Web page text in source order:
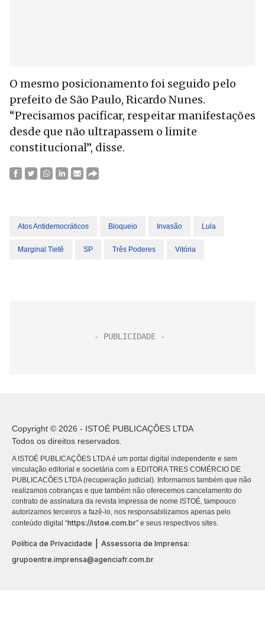
O mesmo posicionamento foi seguido pelo
prefeito de São Paulo, Ricardo Nunes.
“Precisamos pacificar, respeitar manifestações
desde que não ultrapassem o limite
constitucional”, disse.
Atos Antidemocráticos Bloqueio Invasão Lula
Marginal Tietê SP Três Poderes Vitória
Copyright © 2026 - ISTOÉ PUBLICAÇÕES LTDA
Todos os direitos reservados.
A ISTOÉ PUBLICAÇÕES LTDA é um portal digital independente e sem
vinculação editorial e societária com a EDITORA TRES COMÉRCIO DE
PUBLICACÕES LTDA (recuperação judicial). Informamos também que não
realizamos cobranças e que também não oferecemos cancelamento do
contrato de assinatura da revista impressa de nome ISTOÉ, tampouco
autorizamos terceiros a fazê-lo, nos responsabilizamos apenas pelo
conteúdo digital “https://istoe.com.br” e seus respectivos sites.
Política de Privacidade
Assessoria de Imprensa:
grupoentre.imprensa@agenciafr.com.br